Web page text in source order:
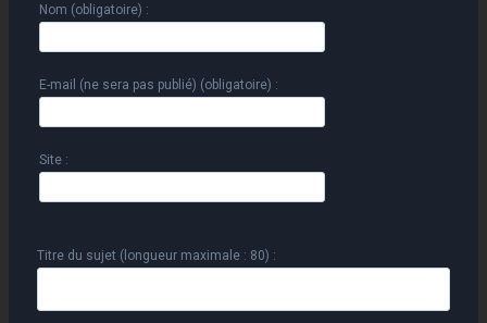
Nom (obligatoire) :
E-mail (ne sera pas publié) (obligatoire) :
Site :
Titre du sujet (longueur maximale : 80) :